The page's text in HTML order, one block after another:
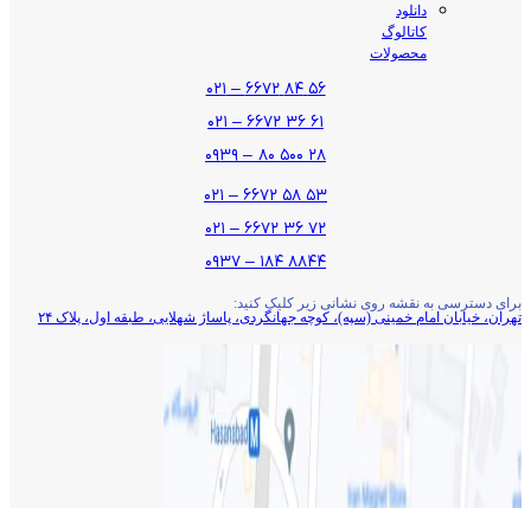
دانلود
کاتالوگ
محصولات
۵۶ ۸۴ ۶۶۷۲ – ۰۲۱
۶۱ ۳۶ ۶۶۷۲ – ۰۲۱
۲۸ ۵۰۰ ۸۰ – ۰۹۳۹
۵۳ ۵۸ ۶۶۷۲ – ۰۲۱
۷۲ ۳۶ ۶۶۷۲ – ۰۲۱
۸۸۴۴ ۱۸۴ – ۰۹۳۷
برای دسترسی به نقشه روی نشانی زیر کلیک کنید:
تهران، خیابان امام خمینی (سپه)، کوچه جهانگردی،‌ پاساژ شهلایی، طبقه اول، پلاک ۲۴